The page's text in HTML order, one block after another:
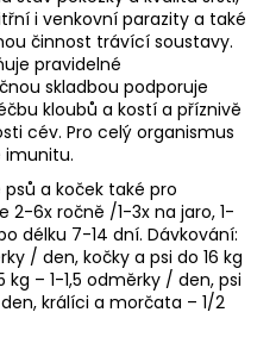
i venkovní parazity a také
činnost trávící soustavy.
pravidelné
skladbou podporuje
kloubů a kostí a příznivě
cév. Pro celý organismus
imunitu.
a koček také pro
2-6x ročně /1-3x na jaro, 1-
délku 7-14 dní. Dávkování:
/ den, kočky a psi do 16 kg
kg –⁠ 1-1,5 odměrky / den, psi
králíci a morčata –⁠ 1/2